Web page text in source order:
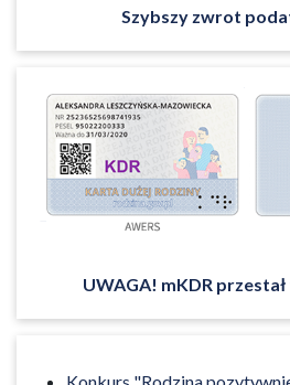
Szybszy zwrot
UWAGA! mKDR